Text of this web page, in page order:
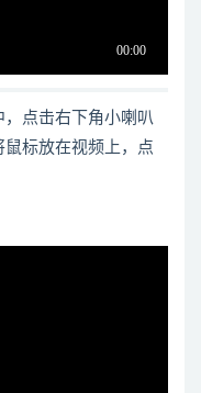
点击右下角小喇叭
鼠标放在视频上，点